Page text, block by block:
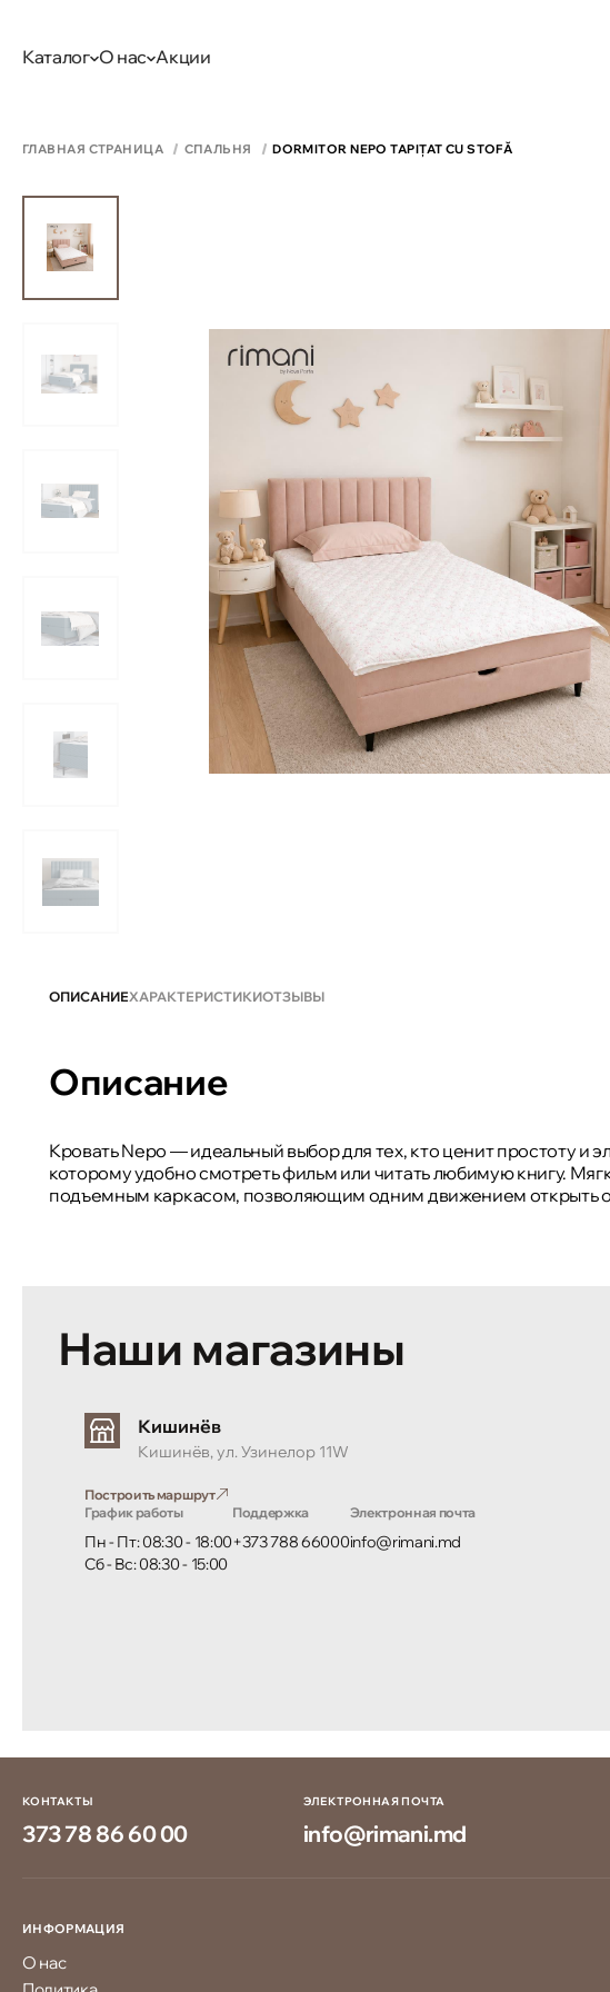
Каталог О нас Акции
ГЛАВНАЯ СТРАНИЦА СПАЛЬНЯ DORMITOR NEPO TAPIȚAT CU STOFĂ
ОПИСАНИЕХАРАКТЕРИСТИКИОТЗЫВЫ
Описание
Кровать Nepo — идеальный выбор для тех, кто ценит простоту и
которому удобно смотреть фильм или читать любимую книгу.
подъемным каркасом, позволяющим одним движением открыть
Наши магазины
Кишинёв
Кишинёв, ул. Узинелор 11W
Построить маршрут
График работы
Пн - Пт: 08:30 - 18:00
Сб - Вс: 08:30 - 15:00
Поддержка
+373 788 66000
Электронная почта
info@rimani.md
КОНТАКТЫ
373 78 86 60 00
ЭЛЕКТРОННАЯ ПОЧТА
info@rimani.md
ИНФОРМАЦИЯ
О нас